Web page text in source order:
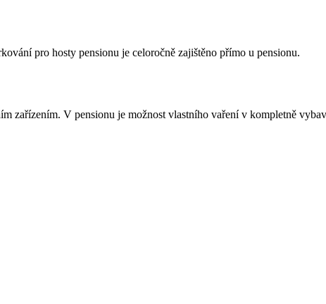
pro hosty pensionu je celoročně zajištěno přímo u pensionu.
zařízením. V pensionu je možnost vlastního vaření v kompletně